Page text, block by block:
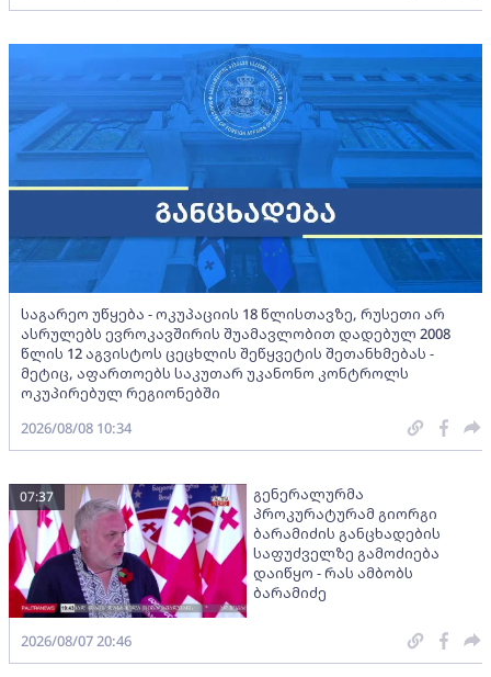
საგარეო უწყება - ოკუპაციის 18 წლისთავზე, რუსეთი არ
ასრულებს ევროკავშირის შუამავლობით დადებულ 2008
წლის 12 აგვისტოს ცეცხლის შეწყვეტის შეთანხმებას -
მეტიც, აფართოებს საკუთარ უკანონო კონტროლს
ოკუპირებულ რეგიონებში
2026/08/08 10:34
გენერალურმა
პროკურატურამ გიორგი
ბარამიძის განცხადების
საფუძველზე გამოძიება
დაიწყო - რას ამბობს
ბარამიძე
07:37
2026/08/07 20:46